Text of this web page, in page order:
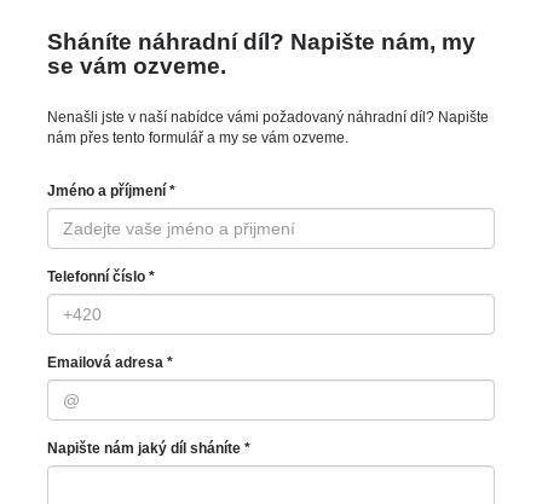
Sháníte náhradní díl? Napište nám, my
se vám ozveme.
Nenašli jste v naší nabídce vámi požadovaný náhradní díl? Napište
nám přes tento formulář a my se vám ozveme.
Jméno a příjmení *
Telefonní číslo *
Emailová adresa *
Napište nám jaký díl sháníte *